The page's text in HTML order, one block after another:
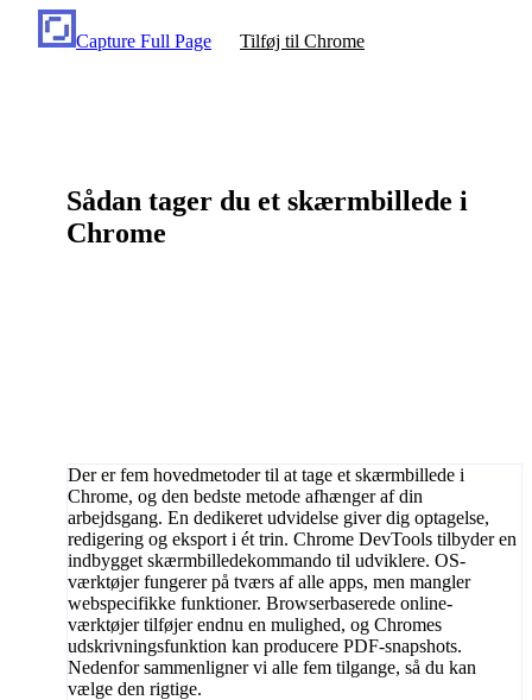
Capture Full Page Tilføj til Chrome
Sådan tager du et skærmbillede i
Chrome
Der er fem hovedmetoder til at tage et skærmbillede i
Chrome, og den bedste metode afhænger af din
arbejdsgang. En dedikeret udvidelse giver dig optagelse,
redigering og eksport i ét trin. Chrome DevTools tilbyder en
indbygget skærmbilledekommando til udviklere. OS-
værktøjer fungerer på tværs af alle apps, men mangler
webspecifikke funktioner. Browserbaserede online-
værktøjer tilføjer endnu en mulighed, og Chromes
udskrivningsfunktion kan producere PDF-snapshots.
Nedenfor sammenligner vi alle fem tilgange, så du kan
vælge den rigtige.